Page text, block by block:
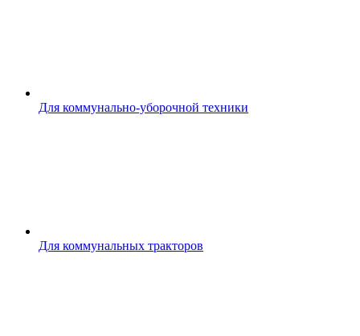
Для коммунально-уборочной техники
Для коммунальных тракторов